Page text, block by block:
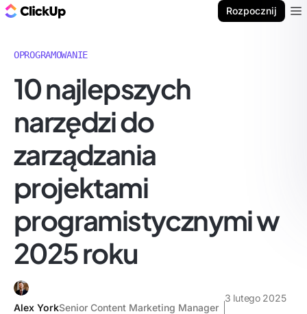
Rozpocznij
OPROGRAMOWANIE
10 najlepszych
narzędzi do
zarządzania
projektami
programistycznymi w
2025 roku
Alex YorkSenior Content Marketing Manager
3 lutego 2025